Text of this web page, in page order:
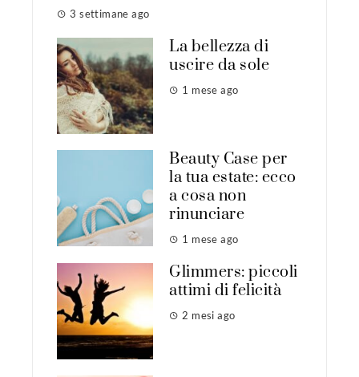
3 settimane ago
La bellezza di
uscire da sole
1 mese ago
Beauty Case per
la tua estate: ecco
a cosa non
rinunciare
1 mese ago
Glimmers: piccoli
attimi di felicità
2 mesi ago